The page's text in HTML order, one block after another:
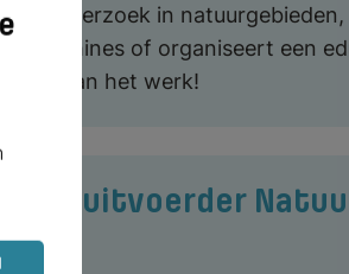
onderzoek in
machines of organiseert een
aan het werk!
uitvoerder